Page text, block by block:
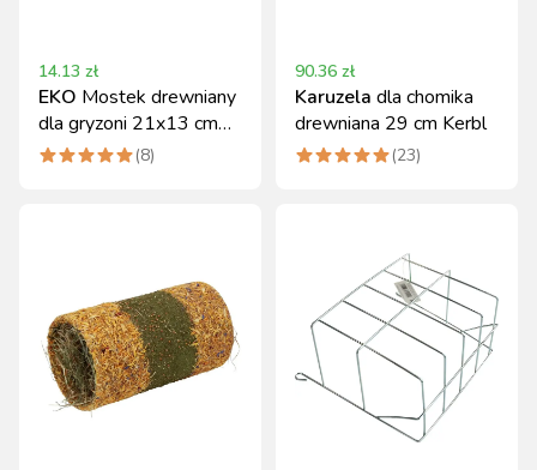
14.13 zł
EKO Mostek drewniany
dla gryzoni 21x13 cm
Kerbl
(8)
90.36 zł
Karuzela dla chomika
drewniana 29 cm Kerbl
(23)